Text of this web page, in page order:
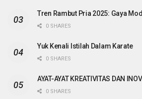
Tren Rambut Pria 2025: Gaya
0 SHARES
Yuk Kenali Istilah Dalam Karate
0 SHARES
AYAT-AYAT KREATIVITAS DAN
0 SHARES